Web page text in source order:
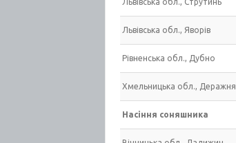
Львівська обл., Яворів
Рівненська обл., Дубно
Хмельницька обл., Деражня
Насіння соняшника